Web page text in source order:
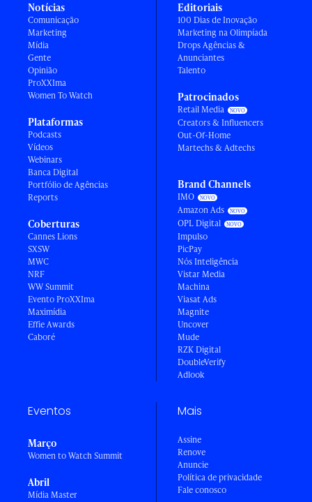
Notícias
Comunicação
Marketing
Mídia
Gente
Opinião
ProXXIma
Women To Watch
Plataformas
Podcasts
Vídeos
Webinars
Banca Digital
Portfólio de Agências
Reports
Coberturas
Cannes Lions
SXSW
MWC
NRF
WW Summit
Evento ProXXIma
Maximídia
Effie Awards
Caboré
Editoriais
100 Dias de Inovação
Marketing na Olimpíada
Drops Agências &
Anunciantes
Talento
Patrocinados
Retail Media
Creators & Influencers
Out-Of-Home
Martechs & Adtechs
Brand Channels
IMO
Amazon Ads
OPL Digital
Impulso
PicPay
Nós Inteligência
Vistar Media
Machina
Viasat Ads
Magnite
Uncover
Mude
RZK Digital
DoubleVerify
Adlook
Eventos
Março
Women to Watch Summit
Abril
Mídia Master
Mais
Assine
Renove
Anuncie
Política de privacidade
Fale conosco